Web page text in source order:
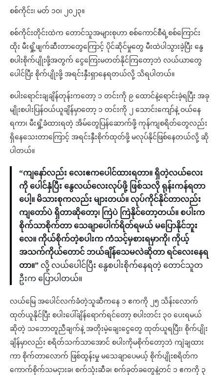
စစ်ကိုင်း၊ မတ် ၁၀၊ ၂၀၂၃။
စစ်ကိုင်းတိုင်းထဲက တောင်သူအများစုဟာ စစ်ကောင်စီရဲ့စစ်ကြောင်း
ထိုး မီးရှို့ဖျက်ဆီးတာတွေကြောင့် ပိုင်ဆိုင်မှုတွေ မီးထဲပါသွားခဲ့ပြီး နွေ
စပါးစိုက်ပျိုးဖို့အတွက် ငွေကြေးမတတ်နိုင်ကြတော့ဘဲ လယ်ယာတွေ
ပေါင်ပြီး စိုက်ပျိုးဖို့ အရင်းနှီးရှာနေရတယ်လို့ သိရပါတယ်။
စပါးရောင်းချချိန်တုန်းကတော့ ၁ တင်းကို ၉ ထောင်နဲ့ရောင်းခဲ့ရပြီး အခု
မျိုးစပါးပြန်ဝယ်ယူချိန်မှာတော့ ၁ တင်းကို ၂ သောင်းကျော်နဲ့ ဝယ်နေ
ရကာ၊ မီးရှို့ခံထားရတဲ့ အိမ်တွေပြန်ဆောက်ဖို့ ကုန်ကျစရိတ်တွေလည်း
ရှိနေသေးတာကြောင့် အရင်းနှီးစိုက်ထုတ်ဖို့ မလုပ်နိုင်ဖြစ်နေတယ်လို့ ဆို
ပါတယ်။
“ကျနော်လည်း လေးဧကပေါင်ထားရတာ။ ရှိတဲ့လယ်လေး
ကို ပေါင်နှံပြီး နွေလယ်လေးလုပ်ဖို့ ဖြစ်သလို ရုန်းကန်ရတာ
ပေါ့။ မိသားစုကလည်း များတယ်။ လုပ်ကိုင်နိုင်တာလည်း
ကျတော်ပဲ ရှိတာဆိုတော့၊ ကြဲပဲ ကြဲနိုင်တော့တယ်။ စပါးက
စိုက်သာစိုက်တာ သေချာပေါက်ရိတ်ရမယ် မပြောနိုင်ဘူး
လေ။ ကိုယ်စိုက်တဲ့စပါးက ကံသင့်မှစားရမှာကို၊ ကိုယ့်
အသက်ကိုယ်တောင် ဘယ်ချိန်သေမလဲဆိုတာ ရင်လေးနေရ
တာ။” လို့ လယ်ပေါင်ပြီး နွေစပါးစိုက်နေရတဲ့ တောင်သူတ
ဦးက ပြောပါတယ်။
လယ်မြေ အပေါင်လက်ခံတဲ့သူဆီကနေ ၁ ဧကကို ၂၅ သိန်းလောက်
ထုတ်ယူနိုင်ပြီး စပါးပေါ်ချိန်ရောက်ရင်တော့ စပါးတင်း ၃၀ ပေးရမယ်
ဆိုတဲ့ သဘောတူညီချက်နဲ့ အတိုးမဲ့ချေးငွေတွေ ထုတ်ယူရပြီး၊ စိုက်ပျိုး
ချိန်မှာလည်း စရိတ်သက်သာအောင် စပါးကိုမစိုက်တော့ဘဲ ကျဲချထား
ကာ စိုက်တာလောက် ဖြစ်ထွန်းမှု မသေချာပေမယ့် စိုက်ပျိုးစရိတ်က
ကောက်စိုက်သမငှားခ၊ စက်သုံးဆီခ၊ စက်ခုတ်ခတွေနဲ့တင် ၁ ဧကကို ၃